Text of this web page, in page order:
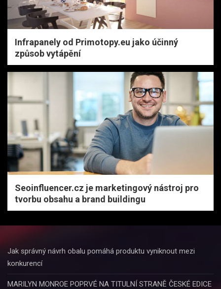
Infrapanely od Primotopy.eu jako účinný
způsob vytápění
Seoinfluencer.cz je marketingový nástroj pro
tvorbu obsahu a brand buildingu
Jak správný návrh obalu pomáhá produktu vyniknout mezi
konkurencí
MARILYN MONROE POPRVÉ NA TITULNÍ STRANĚ ČESKÉ EDICE